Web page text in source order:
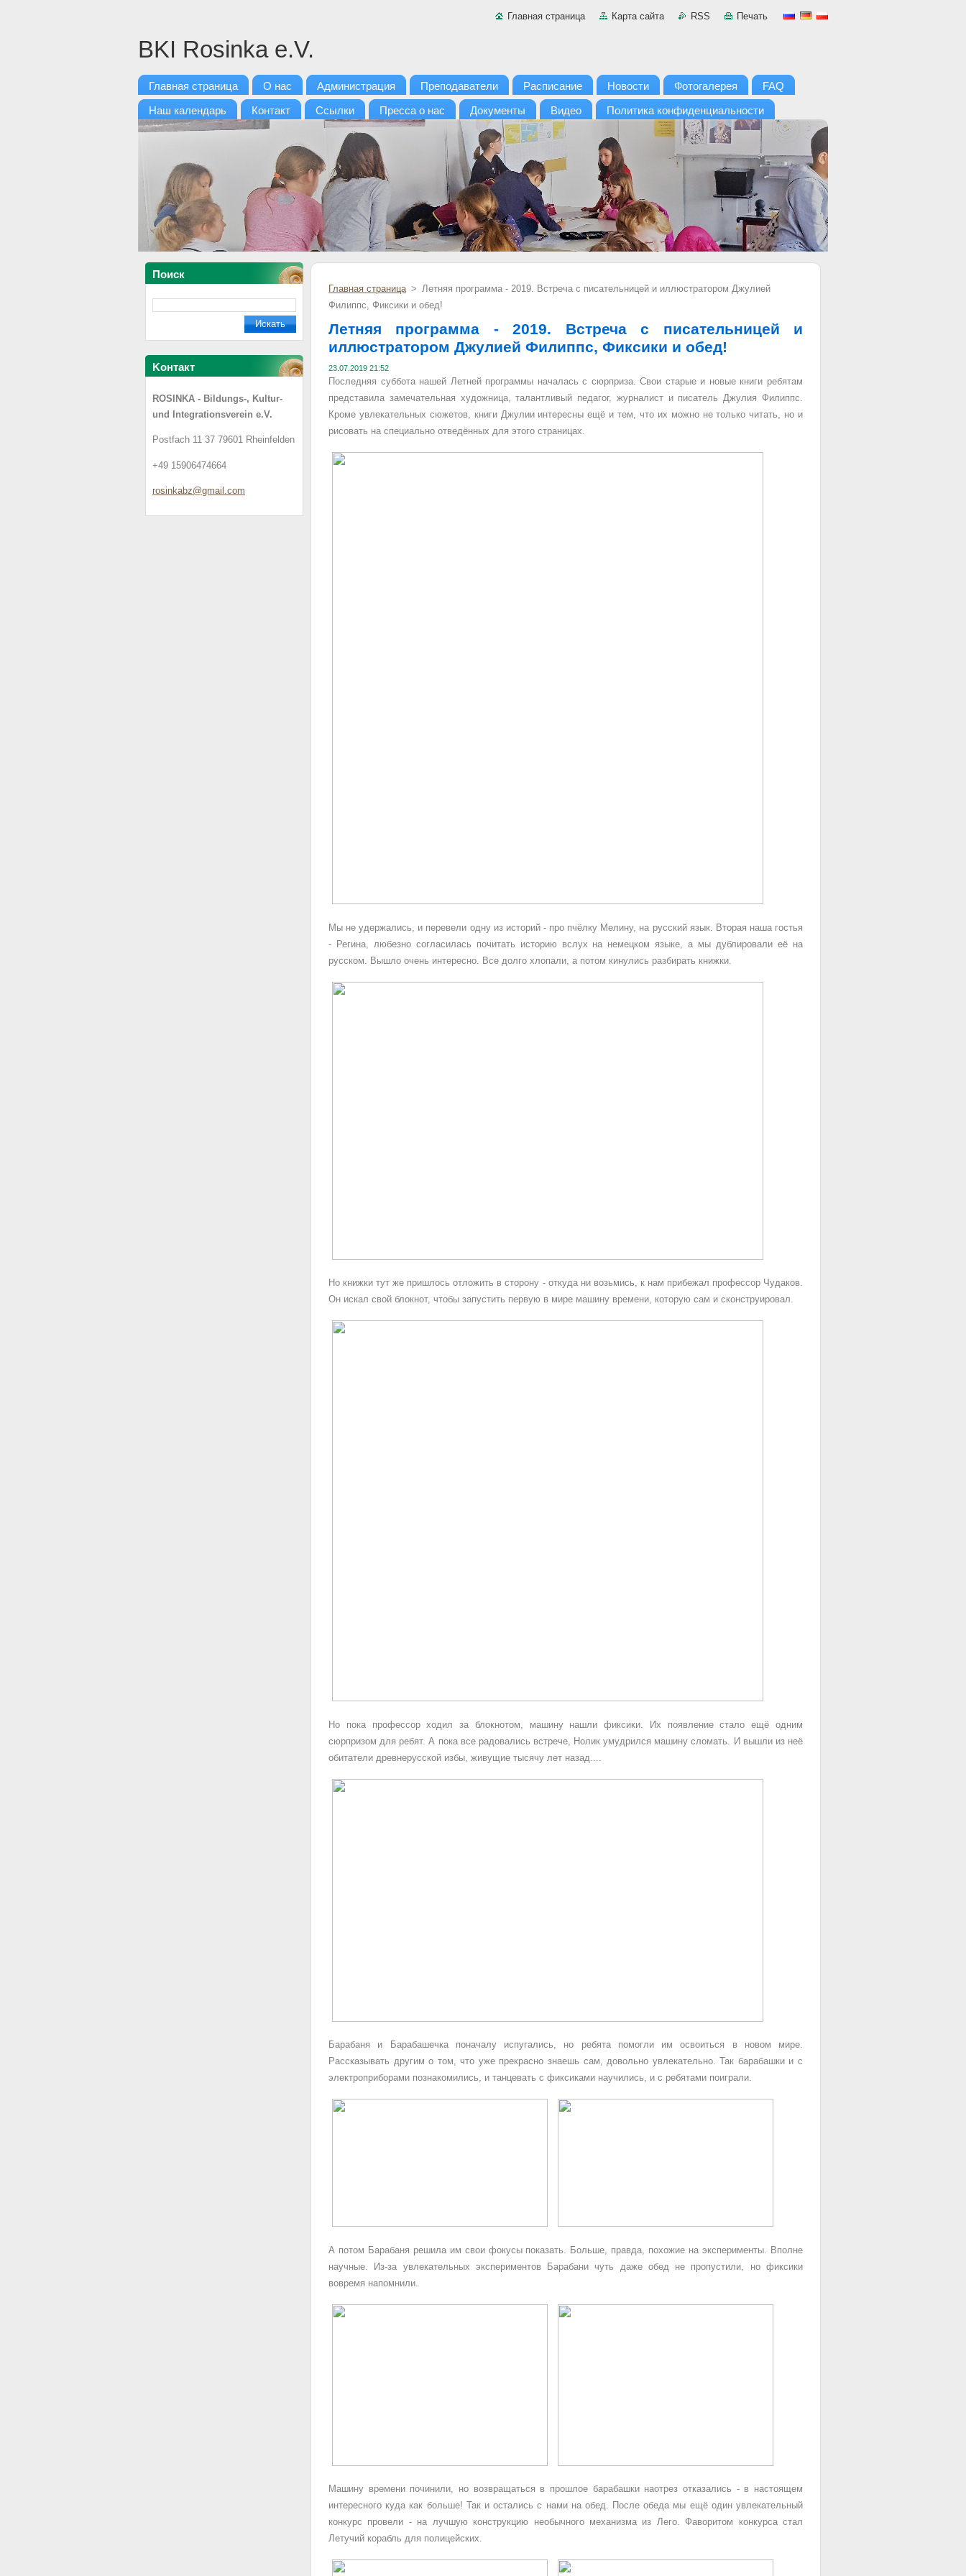
Главная страница Карта сайта RSS Печать
BKI Rosinka e.V.
Главная страница О нас Администрация Преподаватели Расписание Новости Фотогалерея FAQ
Наш календарь Контакт Ссылки Пресса о нас Документы Видео Политика конфиденциальности
Поиск
Koнтакт
ROSINKA - Bildungs-, Kultur-
und Integrationsverein e.V.
Postfach 11 37 79601 Rheinfelden
+49 15906474664
rosinkabz@gmail. com
Главная страница > Летняя программа - 2019. Встреча с писательницей и иллюстратором Джулией
Филиппс, Фиксики и обед!
Летняя программа - 2019. Встреча с писательницей и
иллюстратором Джулией Филиппс, Фиксики и обед!
23.07.2019 21:52
Последняя суббота нашей Летней программы началась с сюрприза. Свои старые и новые книги ребятам
представила замечательная художница, талантливый педагог, журналист и писатель Джулия Филиппс.
Кроме увлекательных сюжетов, книги Джулии интересны ещё и тем, что их можно не только читать, но и
рисовать на специально отведённых для этого страницах.
Мы не удержались, и перевели одну из историй - про пчёлку Мелину, на русский язык. Вторая наша гостья
- Регина, любезно согласилась почитать историю вслух на немецком языке, а мы дублировали её на
русском. Вышло очень интересно. Все долго хлопали, а потом кинулись разбирать книжки.
Но книжки тут же пришлось отложить в сторону - откуда ни возьмись, к нам прибежал профессор Чудаков.
Он искал свой блокнот, чтобы запустить первую в мире машину времени, которую сам и сконструировал.
Но пока профессор ходил за блокнотом, машину нашли фиксики. Их появление стало ещё одним
сюрпризом для ребят. А пока все радовались встрече, Нолик умудрился машину сломать. И вышли из неё
обитатели древнерусской избы, живущие тысячу лет назад....
Барабаня и Барабашечка поначалу испугались, но ребята помогли им освоиться в новом мире.
Рассказывать другим о том, что уже прекрасно знаешь сам, довольно увлекательно. Так барабашки и с
электроприборами познакомились, и танцевать с фиксиками научились, и с ребятами поиграли.
А потом Барабаня решила им свои фокусы показать. Больше, правда, похожие на эксперименты. Вполне
научные. Из-за увлекательных экспериментов Барабани чуть даже обед не пропустили, но фиксики
вовремя напомнили.
Машину времени починили, но возвращаться в прошлое барабашки наотрез отказались - в настоящем
интересного куда как больше! Так и остались с нами на обед. После обеда мы ещё один увлекательный
конкурс провели - на лучшую конструкцию необычного механизма из Лего. Фаворитом конкурса стал
Летучий корабль для полицейских.